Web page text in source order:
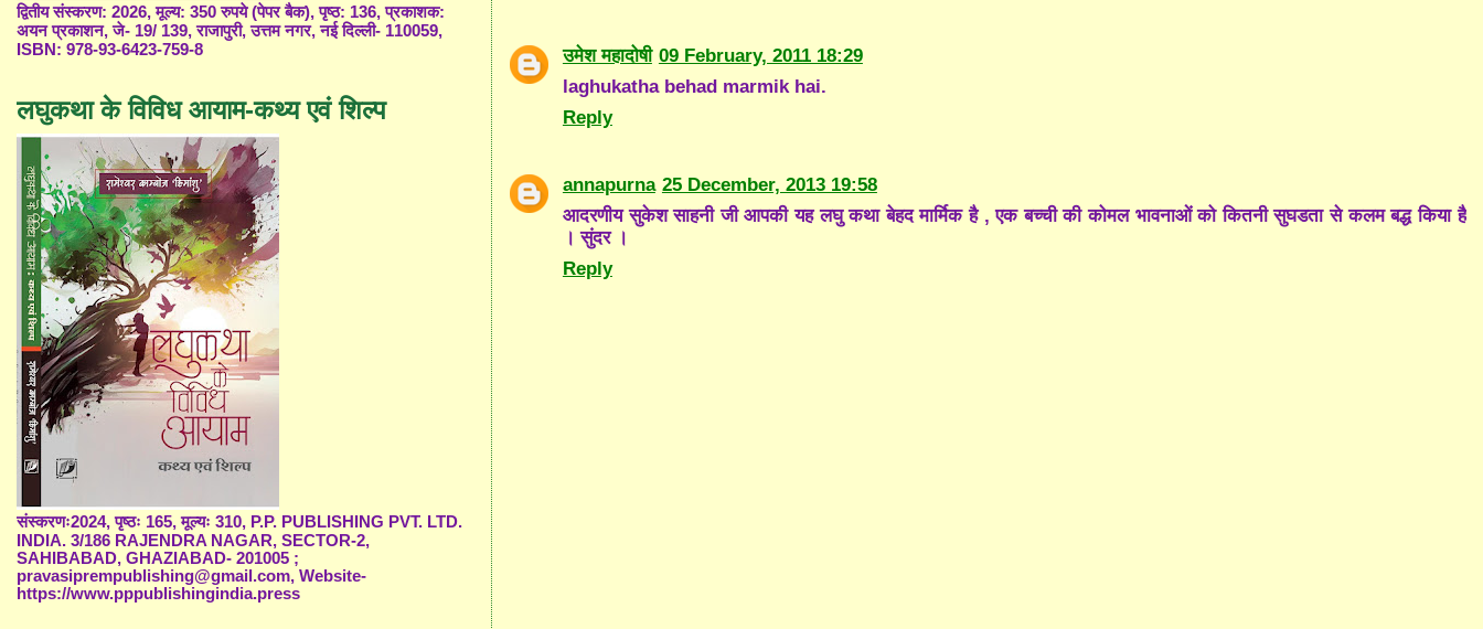
उमेश महादोषी 09 February, 2011 18:29
laghukatha behad marmik hai.
Reply
annapurna 25 December, 2013 19:58
आदरणीय सुकेश साहनी जी आपकी यह लघु कथा बेहद मार्मिक है , एक बच्ची की कोमल भावनाओं को कितनी सुघडता से कलम बद्ध किया है
। सुंदर ।
Reply
द्वितीय संस्करण: 2026, मूल्य: 350 रुपये (पेपर बैक), पृष्ठ: 136, प्रकाशक:
अयन प्रकाशन, जे- 19/ 139, राजापुरी, उत्तम नगर, नई दिल्ली- 110059,
ISBN: 978-93-6423-759-8
लघुकथा के विविध आयाम-कथ्य एवं शिल्प
संस्करणः2024, पृष्ठः 165, मूल्यः 310, P.P. PUBLISHING PVT. LTD.
INDIA. 3/186 RAJENDRA NAGAR, SECTOR-2,
SAHIBABAD, GHAZIABAD- 201005 ;
pravasiprempublishing@gmail.com, Website-
https://www.pppublishingindia.press